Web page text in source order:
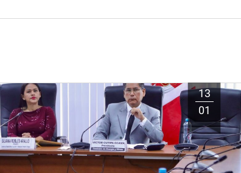
13
01